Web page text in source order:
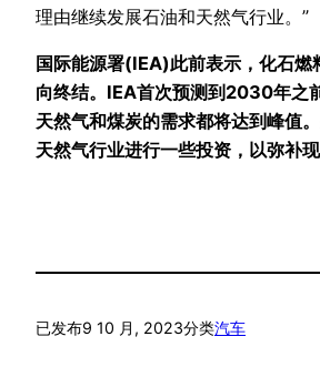
理由继续发展石油和天然气行业。”
国际能源署(IEA)此前表示，化石燃
向终结。IEA首次预测到2030年之
天然气和煤炭的需求都将达到峰值
天然气行业进行一些投资，以弥补现
已发布9 10 月, 2023分类汽车